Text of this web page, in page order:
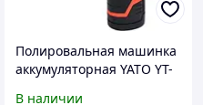
Полировальная машинка
аккумуляторная YATO YT-
В наличии